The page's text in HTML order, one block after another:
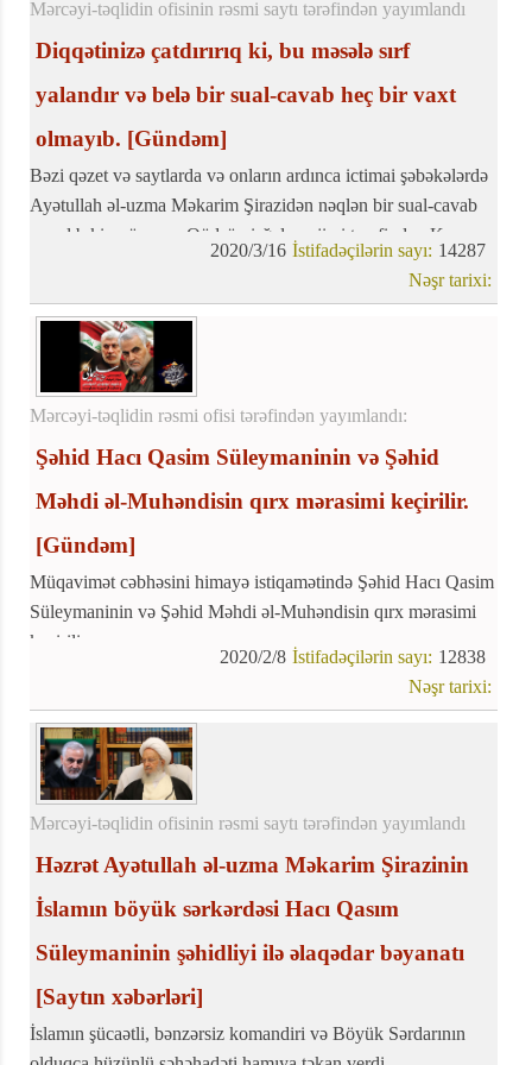
Mərcəyi-təqlidin ofisinin rəsmi saytı tərəfindən yayımlandı
Diqqətinizə çatdırırıq ki, bu məsələ sırf
yalandır və belə bir sual-cavab heç bir vaxt
olmayıb. [Gündəm]
Bəzi qəzet və saytlarda və onların ardınca ictimai şəbəkələrdə
Ayətullah əl-uzma Məkarim Şirazidən nəqlən bir sual-cavab
yer alıb ki, mövzusu Qüdsün işğalçı rejimi tərəfindən Korona
xəstəliyinin dərmanının kəşfi və istehsalı və dərmanın
14287
İstifadəçilərin sayı:
2020/3/16
Nəşr tarixi:
Mərcəyi-təqlidin rəsmi ofisi tərəfindən yayımlandı:
Şəhid Hacı Qasim Süleymaninin və Şəhid
Məhdi əl-Muhəndisin qırx mərasimi keçirilir.
[Gündəm]
Müqavimət cəbhəsini himayə istiqamətində Şəhid Hacı Qasim
Süleymaninin və Şəhid Məhdi əl-Muhəndisin qırx mərasimi
keçirilir.
12838
İstifadəçilərin sayı:
2020/2/8
Nəşr tarixi:
Mərcəyi-təqlidin ofisinin rəsmi saytı tərəfindən yayımlandı
Həzrət Ayətullah əl-uzma Məkarim Şirazinin
İslamın böyük sərkərdəsi Hacı Qasım
Süleymaninin şəhidliyi ilə əlaqədar bəyanatı
[Saytın xəbərləri]
İslamın şücaətli, bənzərsiz komandiri və Böyük Sərdarının